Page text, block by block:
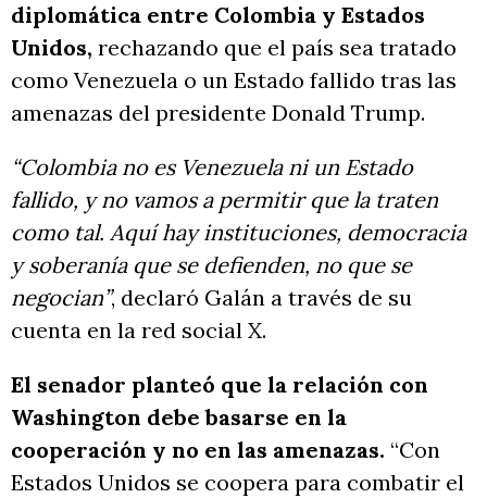
diplomática entre Colombia y Estados
Unidos, rechazando que el país sea tratado
como Venezuela o un Estado fallido tras las
amenazas del presidente Donald Trump.
“Colombia no es Venezuela ni un Estado
fallido, y no vamos a permitir que la traten
como tal. Aquí hay instituciones, democracia
y soberanía que se defienden, no que se
negocian”, declaró Galán a través de su
cuenta en la red social X.
El senador planteó que la relación con
Washington debe basarse en la
cooperación y no en las amenazas. “Con
Estados Unidos se coopera para combatir el